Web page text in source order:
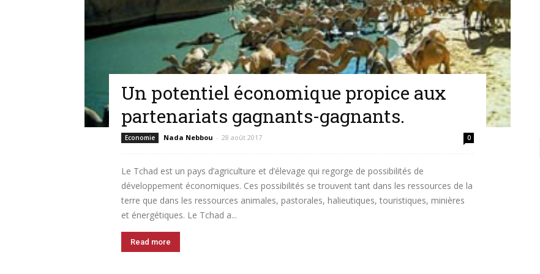
Un potentiel économique propice aux
partenariats gagnants-gagnants.
Economie Nada Nebbou - 28 août 2017 0
Le Tchad est un pays d’agriculture et d’élevage qui regorge de possibilités de
développement économiques. Ces possibilités se trouvent tant dans les ressources de la
terre que dans les ressources animales, pastorales, halieutiques, touristiques, minières
et énergétiques. Le Tchad a...
Read more